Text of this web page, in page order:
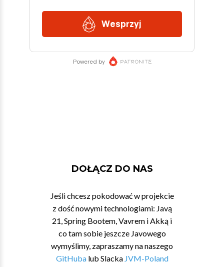
DOŁĄCZ DO NAS
Jeśli chcesz pokodować w projekcie
z dość nowymi technologiami: Javą
21, Spring Bootem, Vavrem i Akką i
co tam sobie jeszcze Javowego
wymyślimy, zapraszamy na naszego
GitHubalub Slacka JVM-Poland